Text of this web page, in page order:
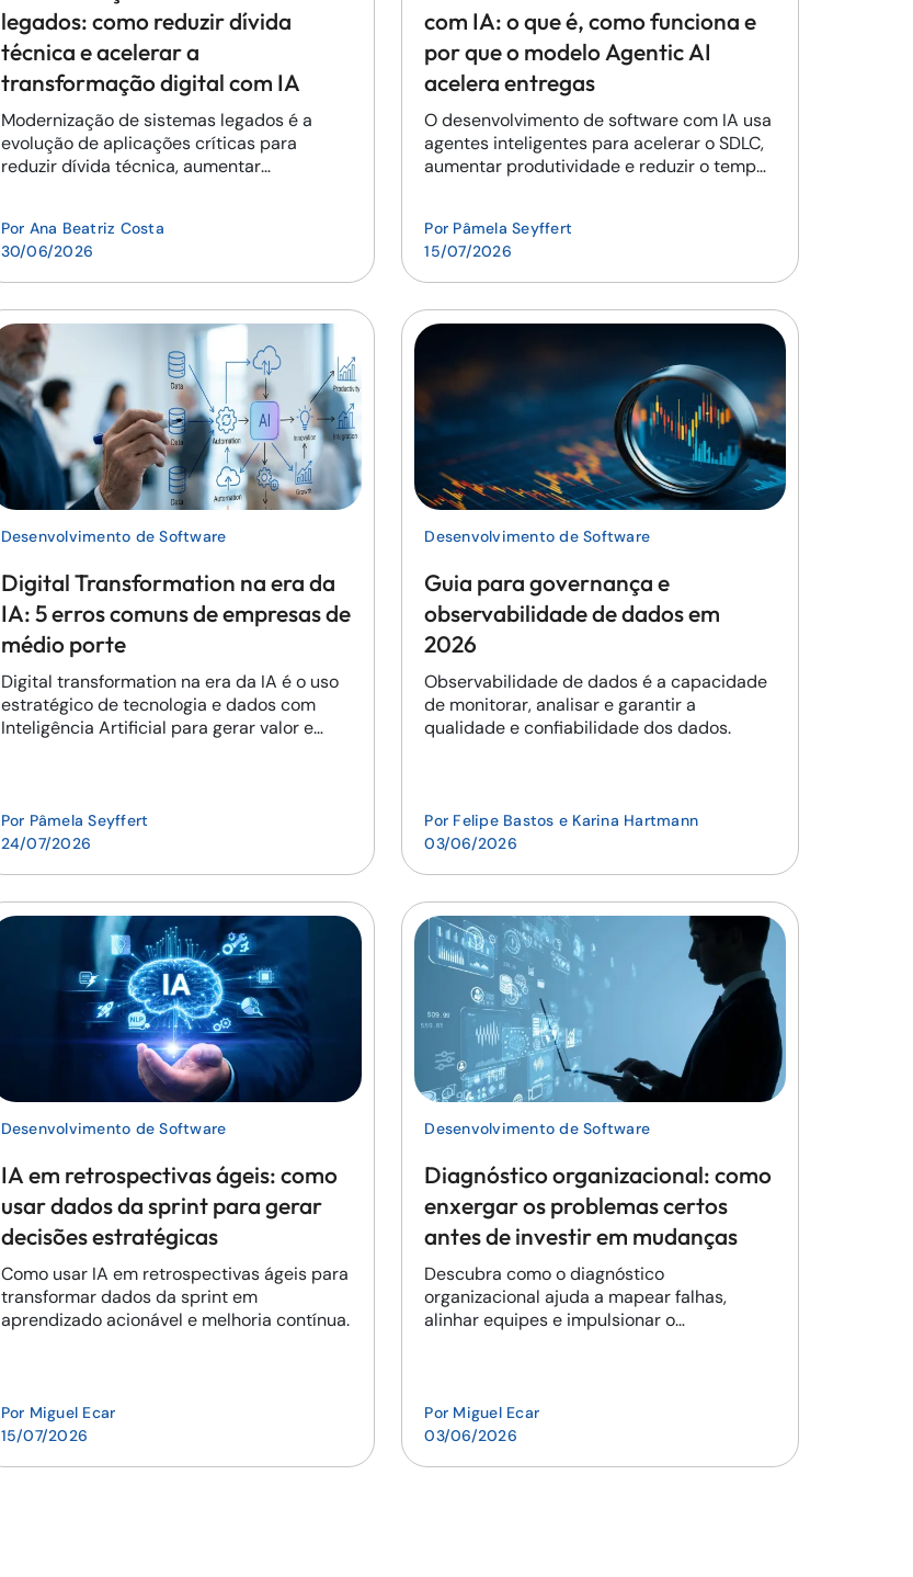
legados: como reduzir dívida
técnica e acelerar a
transformação digital com IA
Modernização de sistemas legados é a
evolução de aplicações críticas para
reduzir dívida técnica, aumentar
Por Ana Beatriz Costa
30/06/2026
com IA: o que é, como funciona e
por que o modelo Agentic AI
acelera entregas
O desenvolvimento de software com IA usa
agentes inteligentes para acelerar o SDLC,
aumentar produtividade e reduzir o tempo
Por Pâmela Seyffert
15/07/2026
Desenvolvimento de Software
Digital Transformation na era da
IA: 5 erros comuns de empresas de
médio porte
Digital transformation na era da IA é o uso
estratégico de tecnologia e dados com
Inteligência Artificial para gerar valor e
Por Pâmela Seyffert
24/07/2026
Desenvolvimento de Software
Guia para governança e
observabilidade de dados em
2026
Observabilidade de dados é a capacidade
de monitorar, analisar e garantir a
qualidade e confiabilidade dos dados.
Por Felipe Bastos e Karina Hartmann
03/06/2026
Desenvolvimento de Software
IA em retrospectivas ágeis: como
usar dados da sprint para gerar
decisões estratégicas
Como usar IA em retrospectivas ágeis para
transformar dados da sprint em
aprendizado acionável e melhoria contínua.
Por Miguel Ecar
15/07/2026
Desenvolvimento de Software
Diagnóstico organizacional: como
enxergar os problemas certos
antes de investir em mudanças
Descubra como o diagnóstico
organizacional ajuda a mapear falhas,
alinhar equipes e impulsionar o
Por Miguel Ecar
03/06/2026